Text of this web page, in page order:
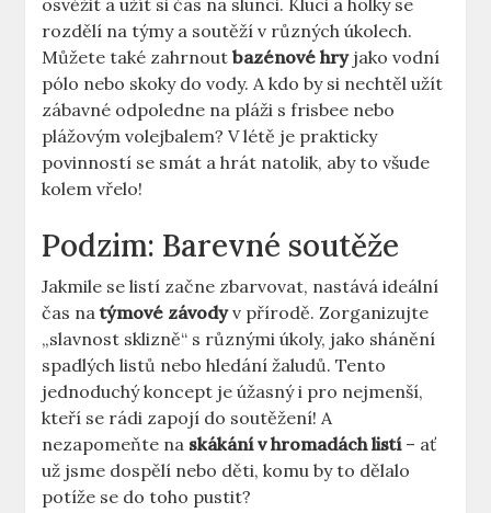
osvěžit a užít si čas na slunci. Kluci a holky se
rozdělí na týmy a soutěží v různých úkolech.
Můžete také zahrnoutbazénové hryjako vodní
pólo nebo skoky do vody. A kdo by si nechtěl užít
zábavné odpoledne na pláži s frisbee nebo
plážovým volejbalem? V létě je prakticky
povinností se smát a hrát natolik, aby to všude
kolem vřelo!
Podzim: Barevné soutěže
Jakmile se listí začne zbarvovat, nastává ideální
čas natýmové závodyv přírodě. Zorganizujte
„slavnost sklizně“ s různými úkoly, jako shánění
spadlých listů nebo hledání žaludů. Tento
jednoduchý koncept je úžasný i pro nejmenší,
kteří se rádi zapojí do soutěžení! A
nezapomeňte na skákání v hromadách listí– ať
už jsme dospělí nebo děti, komu by to dělalo
potíže se do toho pustit?